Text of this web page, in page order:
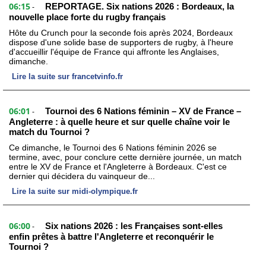
06:15 -
REPORTAGE. Six nations 2026 : Bordeaux, la
nouvelle place forte du rugby français
Hôte du Crunch pour la seconde fois après 2024, Bordeaux
dispose d'une solide base de supporters de rugby, à l'heure
d'accueillir l'équipe de France qui affronte les Anglaises,
dimanche.
Lire la suite sur francetvinfo.fr
06:01 -
Tournoi des 6 Nations féminin – XV de France –
Angleterre : à quelle heure et sur quelle chaîne voir le
match du Tournoi ?
Ce dimanche, le Tournoi des 6 Nations féminin 2026 se
termine, avec, pour conclure cette dernière journée, un match
entre le XV de France et l'Angleterre à Bordeaux. C'est ce
dernier qui décidera du vainqueur de...
Lire la suite sur midi-olympique.fr
06:00 -
Six nations 2026 : les Françaises sont-elles
enfin prêtes à battre l'Angleterre et reconquérir le
Tournoi ?